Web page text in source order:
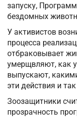
запуску,
бездомных
У активистов
процесса
отбраковывает
умерщвляют, как
выпускают,
эти действия и
Зоозащитники
прозрачность